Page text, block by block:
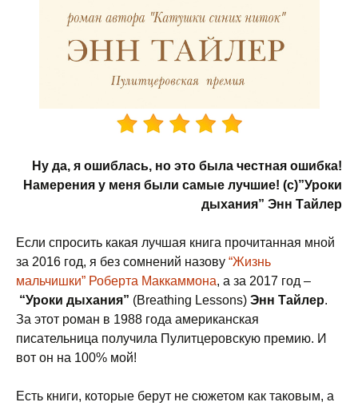
Ну да, я ошиблась, но это была честная ошибка!
Намерения у меня были самые лучшие! (с)”Уроки
дыхания” Энн Тайлер
Если спросить какая лучшая книга прочитанная мной
за 2016 год, я без сомнений назову “Жизнь
мальчишки” Роберта Маккаммона, а за 2017 год –
“Уроки дыхания” (Breathing Lessons) Энн Тайлер.
За этот роман в 1988 года американская
писательница получила Пулитцеровскую премию. И
вот он на 100% мой!
Есть книги, которые берут не сюжетом как таковым, а